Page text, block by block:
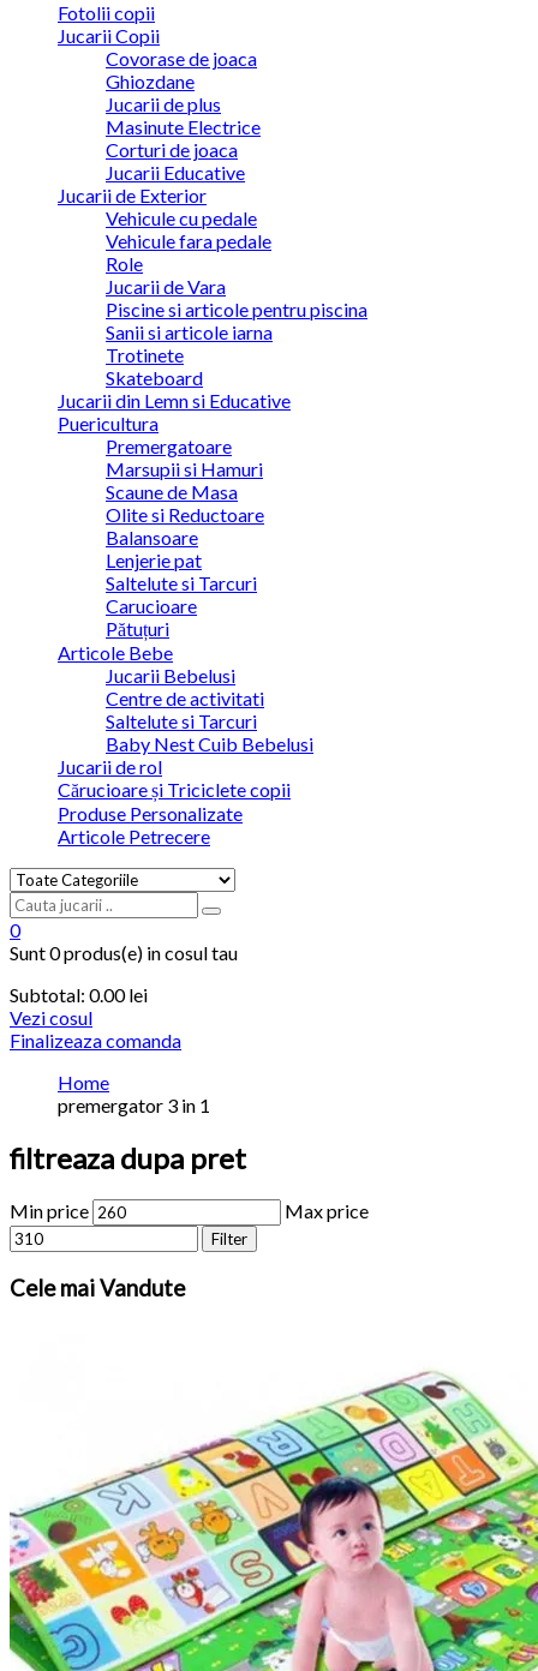
Fotolii copii
Jucarii Copii
Covorase de joaca
Ghiozdane
Jucarii de plus
Masinute Electrice
Corturi de joaca
Jucarii Educative
Jucarii de Exterior
Vehicule cu pedale
Vehicule fara pedale
Role
Jucarii de Vara
Piscine si articole pentru piscina
Sanii si articole iarna
Trotinete
Skateboard
Jucarii din Lemn si Educative
Puericultura
Premergatoare
Marsupii si Hamuri
Scaune de Masa
Olite si Reductoare
Balansoare
Lenjerie pat
Saltelute si Tarcuri
Carucioare
Pătuțuri
Articole Bebe
Jucarii Bebelusi
Centre de activitati
Saltelute si Tarcuri
Baby Nest Cuib Bebelusi
Jucarii de rol
Cărucioare și Triciclete copii
Produse Personalizate
Articole Petrecere
0
Sunt0 produs(e) in cosul tau
Subtotal: 0.00lei
Vezi cosul
Finalizeaza comanda
Home
premergator 3 in 1
filtreaza dupa pret
Min price Max price
Filter
Celemai Vandute